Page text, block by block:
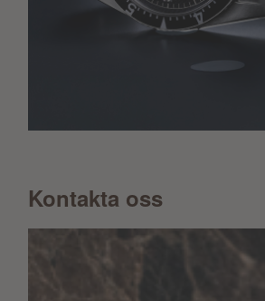
Kontakta oss